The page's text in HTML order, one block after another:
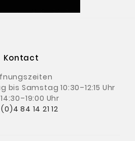
Kontact
bis Samstag 10:30–12:15 Uhr
Uhr
84 14 21 12